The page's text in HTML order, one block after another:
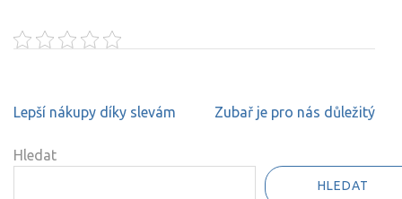
Navigace
příspěvek
Lepší nákupy díky slevám Zubař je pro nás důležitý
Hledat
HLEDAT